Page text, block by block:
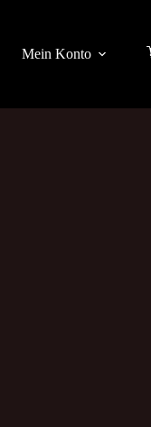
Mein Konto